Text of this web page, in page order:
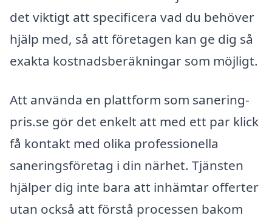
det viktigt att specificera vad du behöver
hjälp med, så att företagen kan ge dig så
exakta kostnadsberäkningar som möjligt.
Att använda en plattform som sanering-
pris.se gör det enkelt att med ett par klick
få kontakt med olika professionella
saneringsföretag i din närhet. Tjänsten
hjälper dig inte bara att inhämtar offerter
utan också att förstå processen bakom